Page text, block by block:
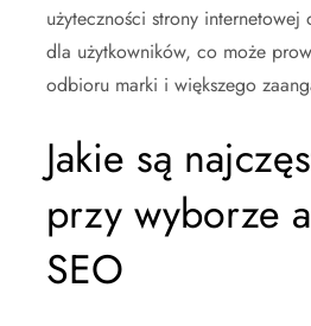
użyteczności strony
dla użytkowników, co może
odbioru marki i większego
Jakie są
przy wyborze
SEO